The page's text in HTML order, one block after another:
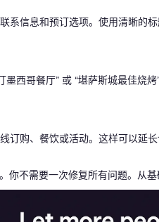
系信息和预订选项。使用清晰的
西哥餐厅” 或 “堪萨斯城最佳烧
订购、餐饮或活动。这样可以延
你不需要一次修复所有问题。从